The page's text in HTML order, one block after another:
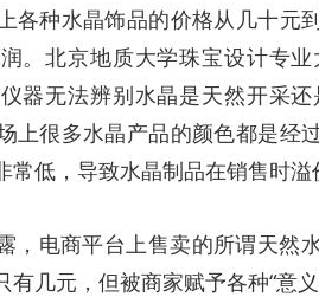
各种水晶饰品的价格从几十元
。北京地质大学珠宝设计专
器无法辨别水晶是天然开采
上很多水晶产品的颜色都是经
低，导致水晶制品在销售时溢
，电商平台上售卖的所谓天然
几元，但被商家赋予各种“意